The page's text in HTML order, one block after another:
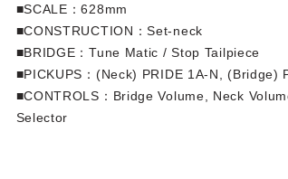
■SCALE：628mm
■CONSTRUCTION：Set-neck
■BRIDGE：Tune Matic / Stop Tailpiece
■PICKUPS：(Neck) PRIDE 1A-N, (Bridge)
■CONTROLS：Bridge Volume, Neck
Selector